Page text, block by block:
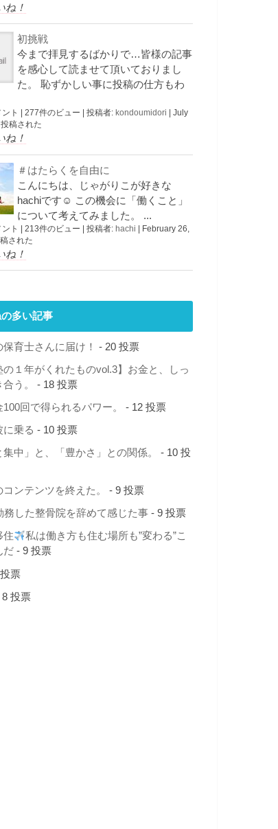
ね！
初挑戦
今まで拝見するばかりで…皆様の記事
を感心して読ませて頂いておりまし
た。 恥ずかしい事に投稿の仕方もわ
ト 277件のビュー 投稿者: kondoumidori
July
稿された
ね！
＃はたらくを自由に
こんにちは、じゃがりこが好きな
hachiです☺︎ この機会に「働くこと」
について考えてみました。 ...
ト | 213件のビュー | 投稿者: hachi | February 26,
された
ね！
多い記事
保育士さんに届け！ - 20 投票
の１年がくれたものvol.3】お金と、しっ
う。
- 18 投票
回で得られるパワー。 - 12 投票
に乗る - 10 投票
集中」と、「豊かさ」との関係。
- 10 投
コンテンツを終えた。 - 9 投票
務した整骨院を辞めて感じた事 - 9 投票
住
私は働き方も住む場所も”変わる”こ
だ - 9 投票
票
8 投票